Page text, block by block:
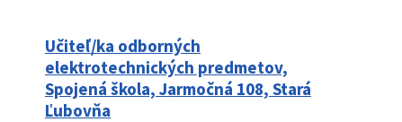
Učiteľ/ka odborných
elektrotechnických predmetov,
Spojená škola, Jarmočná 108, Stará
Ľubovňa